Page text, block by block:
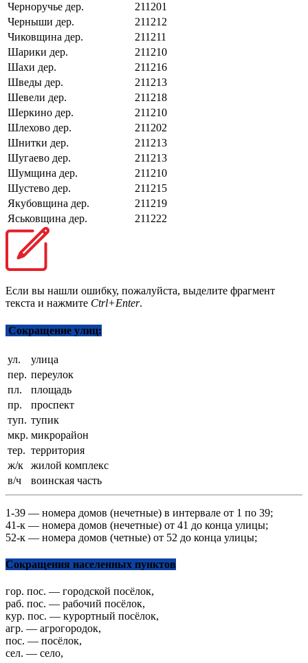
Черноручье дер.
211201
Черныши дер.
211212
Чиковщина дер.
211211
Шарики дер.
211210
Шахи дер.
211216
Шведы дер.
211213
Шевели дер.
211218
Шеркино дер.
211210
Шлехово дер.
211202
Шнитки дер.
211213
Шугаево дер.
211213
Шумщина дер.
211210
Шустево дер.
211215
Якубовщина дер.
211219
Яськовщина дер.
211222
Если вы нашли ошибку, пожалуйста, выделите фрагмент
текста и нажмите Ctrl+Enter.
Сокращение улиц:
ул.
улица
пер. переулок
пл.
площадь
пр.
проспект
туп. тупик
мкр. микрорайон
тер. территория
ж/к
жилой комплекс
в/ч
воинская часть
1-39 — номера домов (нечетные) в интервале от 1 по 39;
41-к — номера домов (нечетные) от 41 до конца улицы;
52-к — номера домов (четные) от 52 до конца улицы;
Сокращения населенных пунктов
гор. пос. — городской посёлок,
раб. пос. — рабочий посёлок,
кур. пос. — курортный посёлок,
агр. — агрогородок,
пос. — посёлок,
сел. — село,